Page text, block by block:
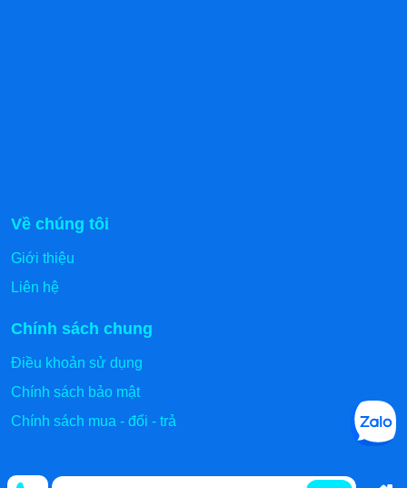
Về chúng tôi
Giới thiệu
Liên hệ
Chính sách chung
Điều khoản sử dụng
Chính sách bảo mật
Chính sách mua - đổi - trả